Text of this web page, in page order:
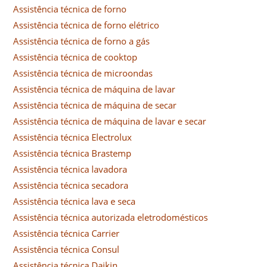
Assistência técnica de forno
Assistência técnica de forno elétrico
Assistência técnica de forno a gás
Assistência técnica de cooktop
Assistência técnica de microondas
Assistência técnica de máquina de lavar
Assistência técnica de máquina de secar
Assistência técnica de máquina de lavar e secar
Assistência técnica Electrolux
Assistência técnica Brastemp
Assistência técnica lavadora
Assistência técnica secadora
Assistência técnica lava e seca
Assistência técnica autorizada eletrodomésticos
Assistência técnica Carrier
Assistência técnica Consul